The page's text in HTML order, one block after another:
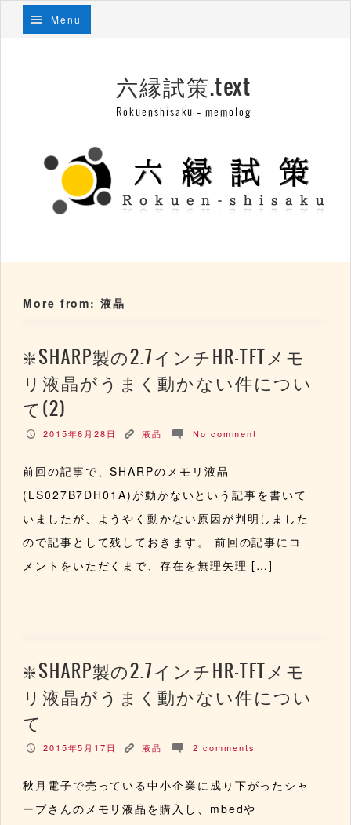
Menu
六縁試策.text
Rokuenshisaku – memolog
More from: 液晶
SHARP製の2.7インチHR-TFTメモ
リ液晶がうまく動かない件につい
て(2)
P 2015年6月28日 K 液晶 c No comment
前回の記事で、SHARPのメモリ液晶
(LS027B7DH01A)が動かないという記事を書いて
いましたが、ようやく動かない原因が判明しました
ので記事として残しておきます。 前回の記事にコ
メントをいただくまで、存在を無理矢理 […]
SHARP製の2.7インチHR-TFTメモ
リ液晶がうまく動かない件につい
て
P 2015年5月17日 K 液晶 c 2 comments
秋月電子で売っている中小企業に成り下がったシャ
ープさんのメモリ液晶を購入し、mbedや